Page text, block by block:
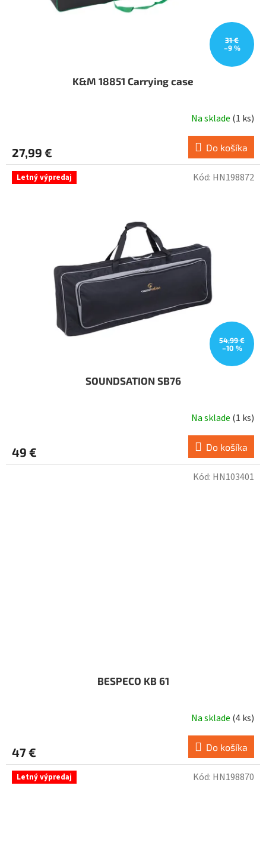
31 €
–9 %
K&M 18851 Carrying case
Na sklade (1 ks)
27,99 € Do košíka
Letný výpredaj
54,99 €
–10 %
SOUNDSATION SB76
Na sklade (1 ks)
49 € Do košíka
Kód: HN198872
BESPECO KB 61
Na sklade (4 ks)
47 € Do košíka
Kód: HN103401
Letný výpredaj Kód: HN198870